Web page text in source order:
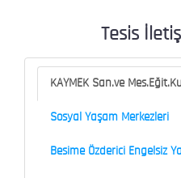
Tesis
KAYMEK San.ve
Sosyal Yaşam Merkezleri
Besime Özderici Engelsiz